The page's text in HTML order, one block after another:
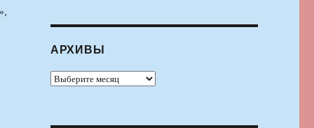
АРХИВЫ
Архивы